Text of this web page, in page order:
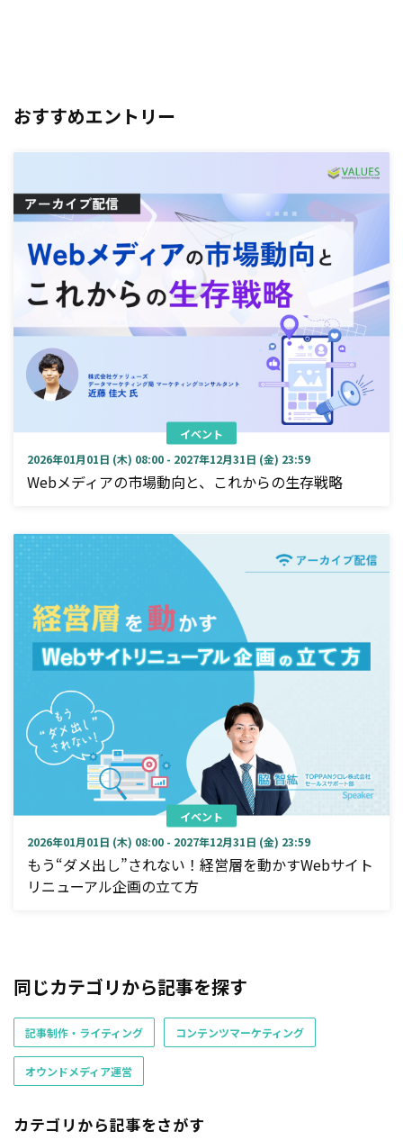
おすすめエントリー
イベント
2026年01月01日 (木) 08:00 - 2027年12月31日 (金) 23:59
Webメディアの市場動向と、これからの生存戦略
イベント
2026年01月01日 (木) 08:00 - 2027年12月31日 (金) 23:59
もう“ダメ出し”されない！経営層を動かすWebサイト
リニューアル企画の立て方
同じカテゴリから記事を探す
記事制作・ライティング コンテンツマーケティング
オウンドメディア運営
カテゴリから記事をさがす